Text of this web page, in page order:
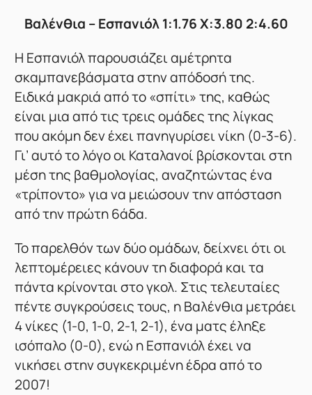
Βαλένθια – Εσπανιόλ 1:1.76 X:3.80 2:4.60
Η Εσπανιόλ παρουσιάζει αμέτρητα
σκαμπανεβάσματα στην απόδοσή της.
Ειδικά μακριά από το «σπίτι» της, καθώς
είναι μια από τις τρεις ομάδες της λίγκας
που ακόμη δεν έχει πανηγυρίσει νίκη (0-3-6).
Γι’ αυτό το λόγο οι Καταλανοί βρίσκονται στη
μέση της βαθμολογίας, αναζητώντας ένα
«τρίποντο» για να μειώσουν την απόσταση
από την πρώτη 6άδα.
Το παρελθόν των δύο ομάδων, δείχνει ότι οι
λεπτομέρειες κάνουν τη διαφορά και τα
πάντα κρίνονται στο γκολ. Στις τελευταίες
πέντε συγκρούσεις τους, η Βαλένθια μετράει
4 νίκες (1-0, 1-0, 2-1, 2-1), ένα ματς έληξε
ισόπαλο (0-0), ενώ η Εσπανιόλ έχει να
νικήσει στην συγκεκριμένη έδρα από το
2007!